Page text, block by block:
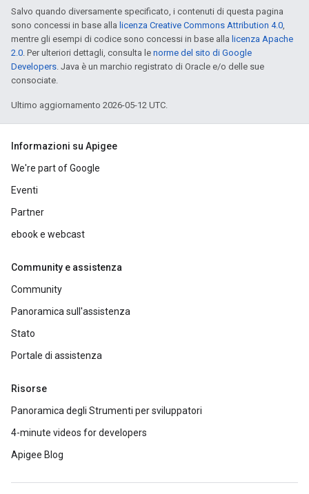
Salvo quando diversamente specificato, i contenuti di questa pagina
sono concessi in base alla licenza Creative Commons Attribution 4.0,
mentre gli esempi di codice sono concessi in base alla licenza Apache
2.0. Per ulteriori dettagli, consulta le norme del sito di Google
Developers. Java è un marchio registrato di Oracle e/o delle sue
consociate.
Ultimo aggiornamento 2026-05-12 UTC.
Informazioni su Apigee
We're part of Google
Eventi
Partner
ebook e webcast
Community e assistenza
Community
Panoramica sull'assistenza
Stato
Portale di assistenza
Risorse
Panoramica degli Strumenti per sviluppatori
4-minute videos for developers
Apigee Blog